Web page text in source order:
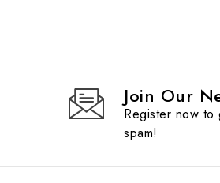
Join Our
Register now to
spam!